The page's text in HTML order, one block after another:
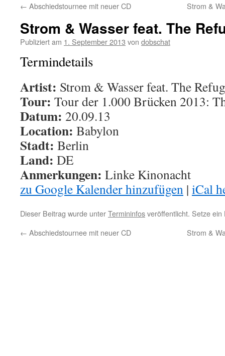
← Abschiedstournee mit neuer CD Strom &
Strom & Wasser feat. The
Publiziert am 1. September 2013 von dobschat
Termindetails
Artist: Strom & Wasser feat. The
Tour: Tour der 1.000 Brücken 2013:
Datum: 20.09.13
Location: Babylon
Stadt: Berlin
Land: DE
Anmerkungen: Linke Kinonacht
zu Google Kalender hinzufügen | iCal
Dieser Beitrag wurde unterTermininfosveröffentlicht. Setze
← Abschiedstournee mit neuer CD Strom &